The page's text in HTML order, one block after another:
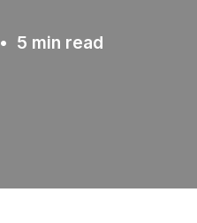
• 5 min read